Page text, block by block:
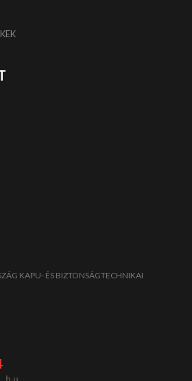
KAPU- ÉS BIZTONSÁGTECHNIKAI